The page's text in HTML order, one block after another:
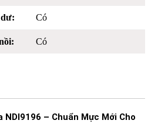
– Chuẩn Mực Mới Cho
Có
Có